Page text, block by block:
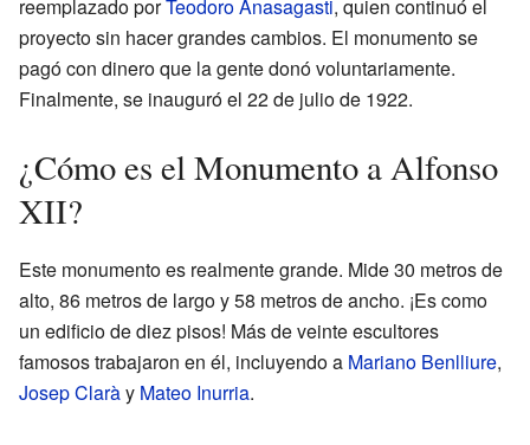
reemplazado porTeodoro Anasagasti, quien continuó el
proyecto sin hacer grandes cambios. El monumento se
pagó con dinero que la gente donó voluntariamente.
Finalmente, se inauguró el 22 de julio de 1922.
¿Cómo es el Monumento a Alfonso
XII?
Este monumento es realmente grande. Mide 30 metros de
alto, 86 metros de largo y 58 metros de ancho. ¡Es como
un edificio de diez pisos! Más de veinte escultores
famosos trabajaron en él, incluyendo a Mariano Benlliure,
Josep Clarày Mateo Inurria.